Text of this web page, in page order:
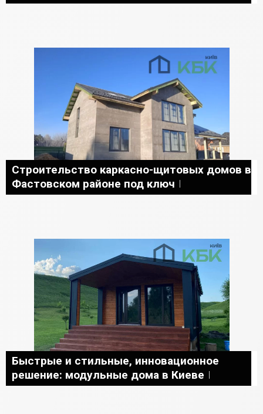
Строительство каркасно-щитовых домов в
Фастовском районе под ключ
Быстрые и стильные, инновационное
решение: модульные дома в Киеве